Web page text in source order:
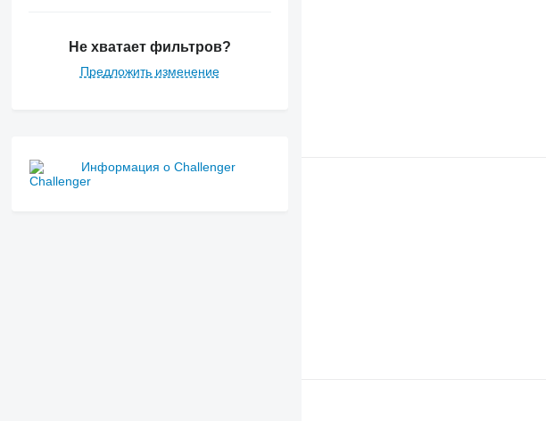
Не хватает фильтров?
Предложить изменение
Информация о Challenger